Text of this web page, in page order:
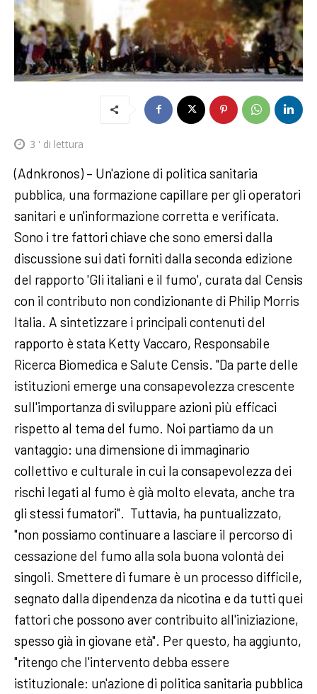
3 ' di lettura
(Adnkronos) – Un'azione di politica sanitaria
pubblica, una formazione capillare per gli operatori
sanitari e un'informazione corretta e verificata.
Sono i tre fattori chiave che sono emersi dalla
discussione sui dati forniti dalla seconda edizione
del rapporto 'Gli italiani e il fumo', curata dal Censis
con il contributo non condizionante di Philip Morris
Italia. A sintetizzare i principali contenuti del
rapporto è stata Ketty Vaccaro, Responsabile
Ricerca Biomedica e Salute Censis. "Da parte delle
istituzioni emerge una consapevolezza crescente
sull'importanza di sviluppare azioni più efficaci
rispetto al tema del fumo. Noi partiamo da un
vantaggio: una dimensione di immaginario
collettivo e culturale in cui la consapevolezza dei
rischi legati al fumo è già molto elevata, anche tra
gli stessi fumatori". Tuttavia, ha puntualizzato,
"non possiamo continuare a lasciare il percorso di
cessazione del fumo alla sola buona volontà dei
singoli. Smettere di fumare è un processo difficile,
segnato dalla dipendenza da nicotina e da tutti quei
fattori che possono aver contribuito all'iniziazione,
spesso già in giovane età". Per questo, ha aggiunto,
"ritengo che l'intervento debba essere
istituzionale: un'azione di politica sanitaria pubblica